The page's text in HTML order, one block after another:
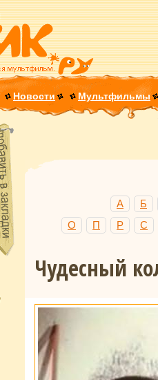
Новости Мультфильмы
А
Б
О
П Р С
Чудесный